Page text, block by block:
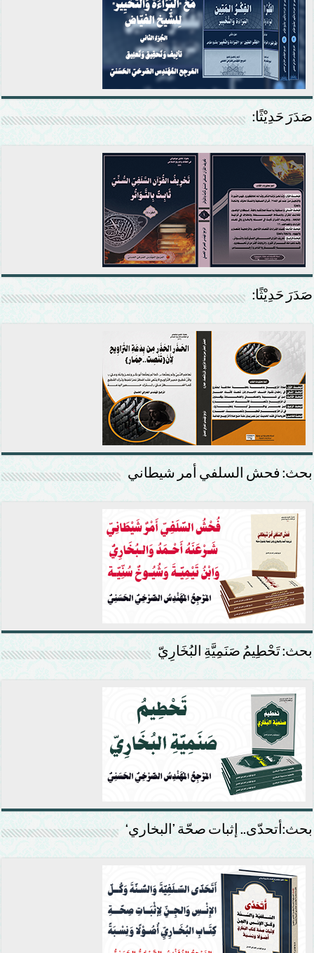
صَدَرَ حَدِيْثًا:
صَدَرَ حَدِيْثًا:
بحث: فحش السلفي أمر شيطاني
بحث: تَحْطِيمُ صَنَمِيَّةِ البُخَارِيّ
بحث:أتحدّى.. إثبات صحّة ’البخاري‘